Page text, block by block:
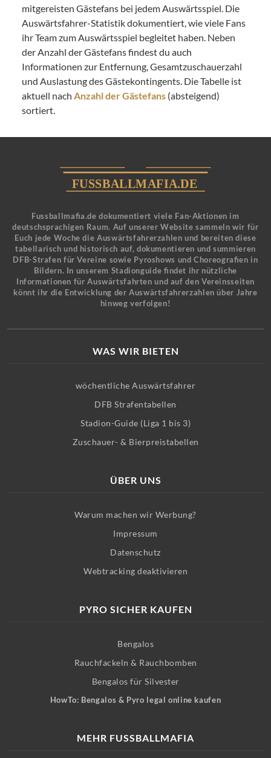
mitgereisten Gästefans bei jedem Auswärtsspiel. Die
Auswärtsfahrer-Statistik dokumentiert, wie viele Fans
ihr Team zum Auswärtsspiel begleitet haben. Neben
der Anzahl der Gästefans findest du auch
Informationen zur Entfernung, Gesamtzuschauerzahl
und Auslastung des Gästekontingents. Die Tabelle ist
aktuell nach Anzahl der Gästefans (absteigend)
sortiert.
Fussballmafia.de dokumentiert viele Fan-Aktionen im
deutschsprachigen Raum. Auf unserer Website sammeln wir für
Euch jede Woche die Auswärtsfahrerzahlen und bereiten diese
tabellarisch und historisch auf, dokumentieren und summieren
DFB-Strafen für Vereine sowie Pyroshows und Choreografien in
Bildern. In unserem Stadionguide findet ihr nützliche
Informationen für Auswärtsfahrten und auf den Vereinsseiten
könnt ihr die Entwicklung der Auswärtsfahrerzahlen über Jahre
hinweg verfolgen!
WAS WIR BIETEN
wöchentliche Auswärtsfahrer
DFB Strafentabellen
Stadion-Guide (Liga 1 bis 3)
Zuschauer- & Bierpreistabellen
ÜBER UNS
Warum machen wir Werbung?
Impressum
Datenschutz
Webtracking deaktivieren
PYRO SICHER KAUFEN
Bengalos
Rauchfackeln & Rauchbomben
Bengalos für Silvester
HowTo: Bengalos & Pyro legal online kaufen
MEHR FUSSBALLMAFIA